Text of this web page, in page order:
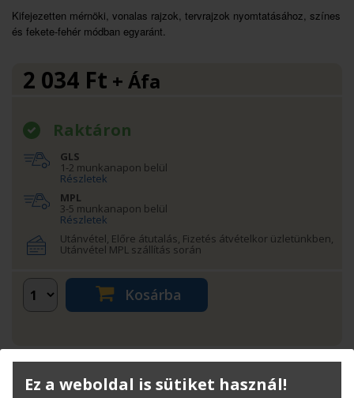
​Kifejezetten mérnöki, vonalas rajzok, tervrajzok nyomtatásához, színes
és fekete-fehér módban egyaránt.
2 034 Ft + Áfa
Raktáron
GLS
1-2 munkanapon belül
Részletek
MPL
3-5 munkanapon belül
Részletek
Utánvétel, Előre átutalás, Fizetés átvételkor üzletünkben,
Utánvétel MPL szállítás során
Kosárba
Termékinfó
Ez a weboldal is sütiket használ!